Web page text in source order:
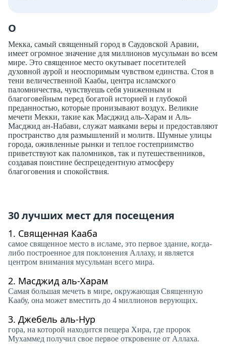
О
Мекка, самый священный город в Саудовской Аравии,
имеет огромное значение для миллионов мусульман во всем
мире. Это священное место окутывает посетителей
духовной аурой и неоспоримым чувством единства. Стоя в
тени величественной Каабы, центра исламского
паломничества, чувствуешь себя униженным и
благоговейным перед богатой историей и глубокой
преданностью, которые пронизывают воздух. Великие
мечети Мекки, такие как Масджид аль-Харам и Аль-
Масджид ан-Набави, служат маяками веры и предоставляют
пространство для размышлений и молитв. Шумные улицы
города, оживленные рынки и теплое гостеприимство
приветствуют как паломников, так и путешественников,
создавая поистине беспрецедентную атмосферу
благоговения и спокойствия.
30 лучших мест для посещения
1. Священная Кааба
самое священное место в исламе, это первое здание, когда-
либо построенное для поклонения Аллаху, и является
центром внимания мусульман всего мира.
2. Масджид аль-Харам
Самая большая мечеть в мире, окружающая Священную
Каабу, она может вместить до 4 миллионов верующих.
3. Джебель аль-Нур
гора, на которой находится пещера Хира, где пророк
Мухаммед получил свое первое откровение от Аллаха.